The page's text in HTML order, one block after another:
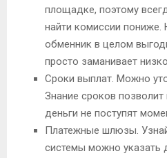
площадке, поэтому
найти комиссии пониже.
обменник в целом
просто заманивает
Сроки выплат. Можно
Знание сроков позволит
деньги не поступят
Платежные шлюзы.
системы можно указать